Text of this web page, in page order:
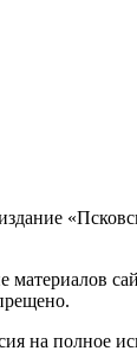
материалов
на полное